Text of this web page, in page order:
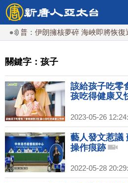
川普：伊朗擁核夢碎 海峽即將恢復通航
關鍵字：孩子
該給孩子吃零
孩吃得健康又
2023-05-26
藝人發文惹議
操作痕跡
2022-05-28